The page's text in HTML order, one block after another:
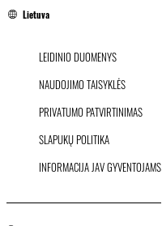
Lietuva
LEIDINIO DUOMENYS
NAUDOJIMO TAISYKLĖS
PRIVATUMO PATVIRTINIMAS
SLAPUKŲ POLITIKA
INFORMACIJA JAV GYVENTOJAMS